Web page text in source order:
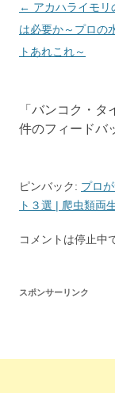
投
稿
ナ
ン
← アカハライモリ
は必要か～プロの
トあれこれ～
「 バンコク・タ
件のフィードバ
ピンバック: プロ
ト３選 | 爬虫類
コメントは停止中
スポンサーリンク